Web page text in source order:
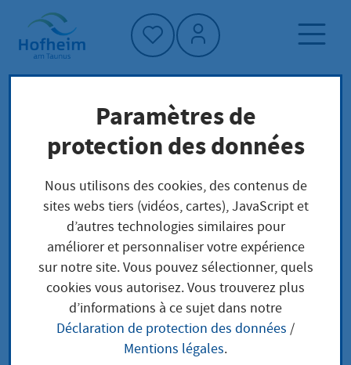
Accueil"
Page d'accueil
Politique et administration
administration
Öffentliche Sicherheit und Ordnung
Öffentliche Sicherheit
und Ordnung
Paramètres de
protection des données
Nous utilisons des cookies, des contenus de
sites webs tiers (vidéos, cartes), JavaScript et
d’autres technologies similaires pour
améliorer et personnaliser votre expérience
sur notre site. Vous pouvez sélectionner, quels
cookies vous autorisez. Vous trouverez plus
d’informations à ce sujet dans notre
Déclaration de protection des données /
Mentions légales.